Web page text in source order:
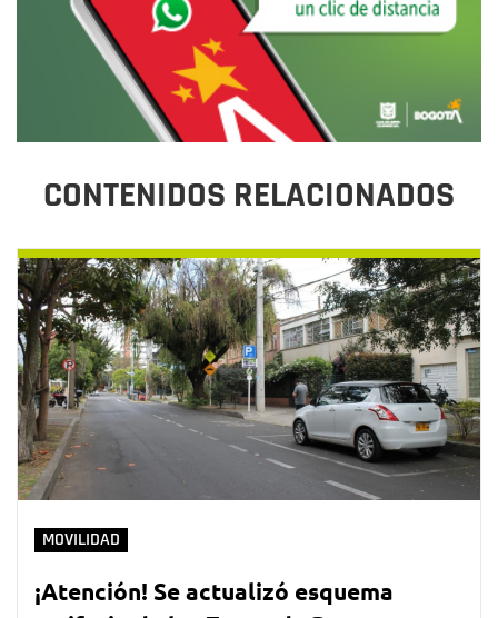
CONTENIDOS RELACIONADOS
MOVILIDAD
¡Atención! Se actualizó esquema